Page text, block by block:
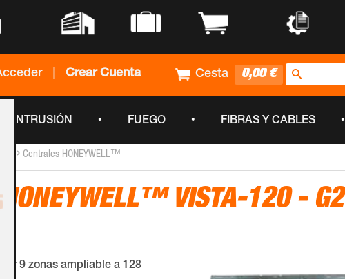
Crear Cuenta Cesta 0,00 €
INTRUSIÓN • FUEGO • FIBRAS Y CABLES •
› Centrales HONEYWELL™
VISTA-120 - G2
9 zonas ampliable a 128